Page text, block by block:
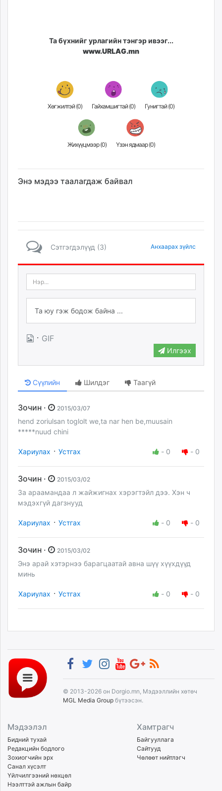
Та бүхнийг урлагийн тэнгэр ивээг...
www.URLAG.mn
Хөгжилтэй (0) Гайхамшигтай (0) Гунигтай (0)
Жихүүцмээр (0) Үзэн ядмаар (0)
Энэ мэдээ таалагдаж байвал
Сэтгэгдэлүүд (3) Анхаарах зүйлс
· GIF
Илгээх
Сүүлийн Шилдэг Таагүй
Зочин · 2015/03/07
hend zoriulsan toglolt we,ta nar hen be,muusain
*****nuud chini
Хариулах · Устгах - 0 - 0
Зочин · 2015/03/02
За араамандаа л жайжигнах хэрэгтэйл дээ. Хэн ч
мэдэхгүй дагзнууд
Хариулах · Устгах - 0 - 0
Зочин · 2015/03/02
Энэ арай хэтэрнээ барагцаатай авна шүү хүүхдүүд
минь
Хариулах · Устгах - 0 - 0
© 2013-2026 он Dorgio.mn, Мэдээллийн хөтөч
MGL Media Group бүтээсэн.
Мэдээлэл
Бидний тухай
Редакцийн бодлого
Зохиогчийн эрх
Санал хүсэлт
Үйлчилгээний нөхцөл
Нээлттэй ажлын байр
Хамтрагч
Байгууллага
Сайтууд
Чөлөөт нийтлэгч